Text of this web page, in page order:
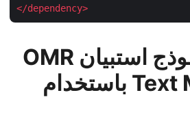
</dependency
قم بإنشاء نموذج استبيان OMR
من Text Markup باستخدام